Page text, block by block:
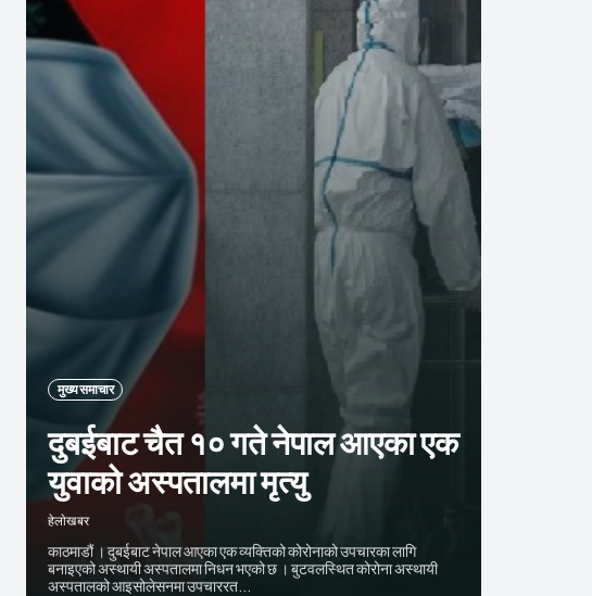
मुख्य समाचार
दुबईबाट चैत १० गते नेपाल आएका एक
युवाको अस्पतालमा मृत्यु
हेलाेखबर
काठमाडौं । दुबईबाट नेपाल आएका एक व्यक्तिको कोरोनाको उपचारका लागि
बनाइएको अस्थायी अस्पतालमा निधन भएको छ । बुटवलस्थित कोरोना अस्थायी
अस्पतालको आइसोलेसनमा उपचाररत...